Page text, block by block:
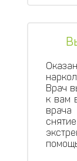
Врач
к вам